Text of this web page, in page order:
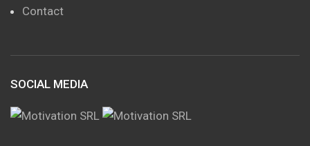
Contact
SOCIAL MEDIA